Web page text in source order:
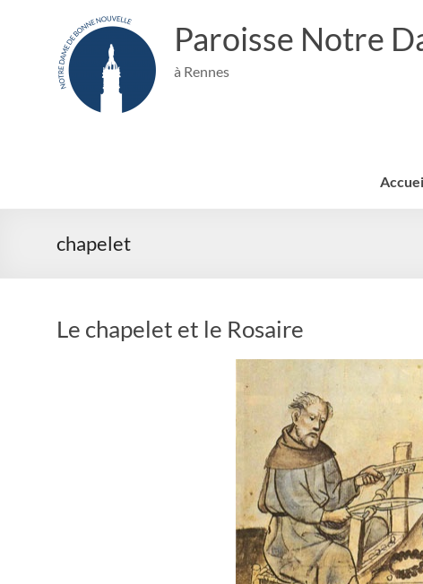
Paroisse Notre
à Rennes
chapelet
Le chapelet et le Rosaire